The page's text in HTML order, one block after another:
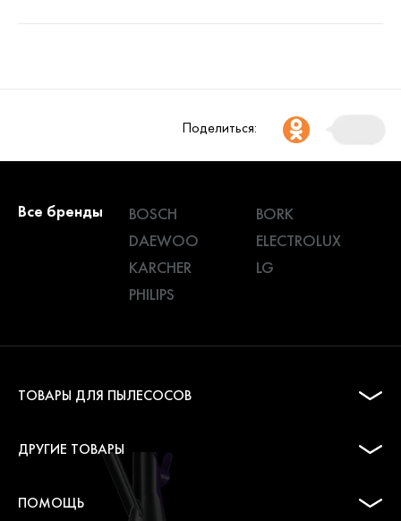
Поделиться:
Все бренды BOSCH
BORK
DAEWOO
ELECTROLUX
KARCHER
LG
PHILIPS
ТОВАРЫ ДЛЯ ПЫЛЕСОСОВ
ДРУГИЕ ТОВАРЫ
ПОМОЩЬ